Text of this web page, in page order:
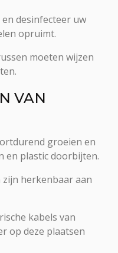
desinfecteer uw
opruimt.
moeten wijzen
VAN
groeien en
en plastic doorbijten.
herkenbaar aan
kabels van
op deze plaatsen